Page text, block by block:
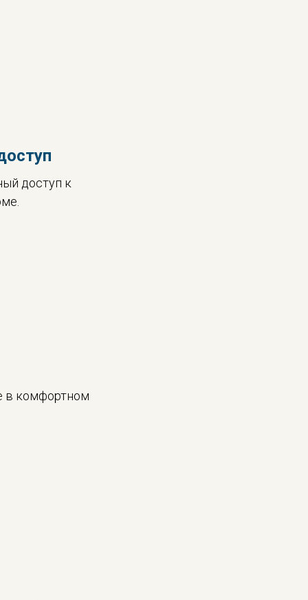
доступ к
в комфортном